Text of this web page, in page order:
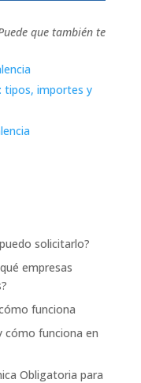
que también te
tipos, importes y
solicitarlo?
empresas
funciona
cómo funciona en
Obligatoria para